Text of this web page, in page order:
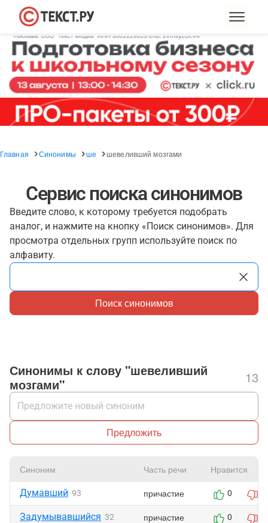
Главная Синонимы ше шевеливший мозгами
Сервис поиска синонимов
Введите слово, к которому требуется подобрать
аналог, и нажмите на кнопку «Поиск синонимов». Для
просмотра отдельных групп используйте поиск по
алфавиту.
Поиск синонимов
Синонимы к слову "шевеливший
мозгами"
13
Предложить
Синоним Часть речи Нравится
Думавший 93 причастие 0
Задумывавшийся 32 причастие 0